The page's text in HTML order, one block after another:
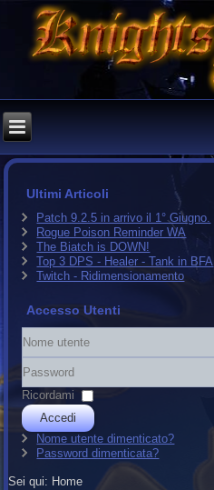
Ultimi Articoli
Patch 9.2.5 in arrivo il 1° Giugno.
Rogue Poison Reminder WA
The Biatch is DOWN!
Top 3 DPS - Healer - Tank in BFA
Twitch - Ridimensionamento
Accesso Utenti
Nome
utente
Password
Ricordami
Accedi
Nome utente dimenticato?
Password dimenticata?
Sei qui: Home